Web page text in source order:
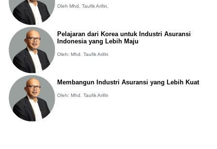
Oleh Mhd. Taufik Arifin,
Pelajaran dari Korea untuk Industri Asuransi
Indonesia yang Lebih Maju
Oleh: Mhd. Taufik Arifin
Membangun Industri Asuransi yang Lebih Kuat
Oleh: Mhd. Taufik Arifin